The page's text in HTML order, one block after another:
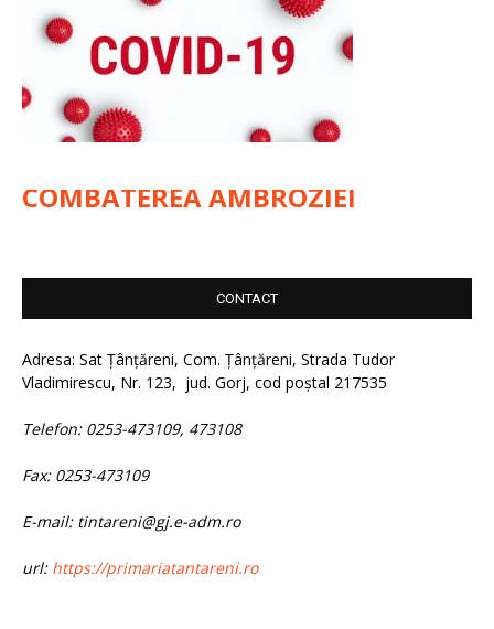
COMBATEREA AMBROZIEI
CONTACT
Adresa: Sat Țânțăreni, Com. Țânțăreni, Strada Tudor
Vladimirescu, Nr. 123, jud. Gorj, cod poștal 217535
Telefon: 0253-473109, 473108
Fax: 0253-473109
E-mail: tintareni@gj.e-adm.ro
url: https://primariatantareni.ro